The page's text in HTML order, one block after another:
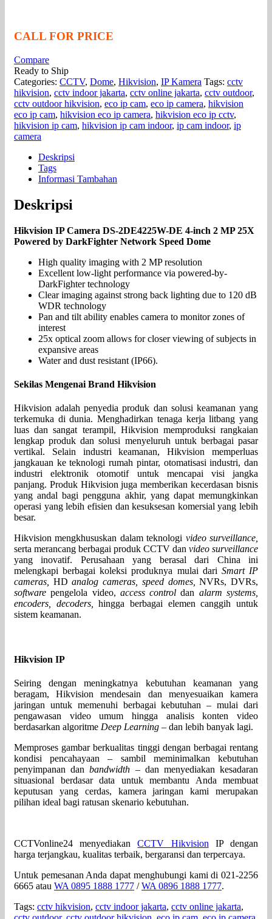
CALL FOR PRICE
Compare
Ready to Ship
Categories: CCTV, Dome, Hikvision, IP Kamera Tags: cctv
hikvision, cctv indoor jakarta, cctv online jakarta, cctv outdoor,
cctv outdoor hikvision, eco ip cam, eco ip camera, hikvision
eco ip cam, hikvision eco ip camera, hikvision eco ip cctv,
hikvision ip cam, hikvision ip cam indoor, ip cam indoor, ip
camera
Deskripsi
Tags
Informasi Tambahan
Deskripsi
Hikvision IP Camera DS-2DE4225W-DE 4-inch 2 MP 25X
Powered by DarkFighter Network Speed Dome
High quality imaging with 2 MP resolution
Excellent low-light performance via powered-by-
DarkFighter technology
Clear imaging against strong back lighting due to 120 dB
WDR technology
Pan and tilt ability enables camera to monitor zones of
interest
25x optical zoom allows for closer viewing of subjects in
expansive areas
Water and dust resistant (IP66).
Sekilas Mengenai Brand Hikvision
Hikvision adalah penyedia produk dan solusi keamanan yang
terkemuka di dunia. Menghadirkan tenaga kerja litbang yang
luas dan sangat terampil, Hikvision memproduksi rangkaian
lengkap produk dan solusi menyeluruh untuk berbagai pasar
vertikal. Selain industri keamanan, Hikvision memperluas
jangkauan ke teknologi rumah pintar, otomatisasi industri, dan
industri elektronik otomotif untuk mencapai visi jangka
panjang. Produk Hikvision juga memberikan kecerdasan bisnis
yang andal bagi pengguna akhir, yang dapat memungkinkan
operasi yang lebih efisien dan kesuksesan komersial yang lebih
besar.
Hikvision mengkhususkan dalam teknologi video surveillance,
serta merancang berbagai produk CCTV dan video surveillance
yang inovatif. Perusahaan yang berasal dari China ini
melengkapi berbagai koleksi produknya mulai dari Smart IP
cameras, HDanalog cameras, speed domes, NVRs, DVRs,
software pengelola video, access control dan alarm systems,
encoders, decoders, hingga berbagai elemen canggih untuk
sistem keamanan.
Hikvision IP
Seiring dengan meningkatnya kebutuhan keamanan yang
beragam, Hikvision mendesain dan menyesuaikan kamera
jaringan untuk memenuhi berbagai kebutuhan – mulai dari
pengawasan video umum hingga analisis konten video
berdasarkan algoritme Deep Learning – dan lebih banyak lagi.
Memproses gambar berkualitas tinggi dengan berbagai rentang
kondisi pencahayaan – sambil meminimalkan kebutuhan
penyimpanan danbandwidth – dan menyediakan kesadaran
situasional berdasar data untuk membantu Anda membuat
keputusan yang cerdas, kamera jaringan kami merupakan
pilihan ideal bagi ratusan skenario kebutuhan.
CCTVonline24 menyediakanCCTV Hikvision IP dengan
harga terjangkau, kualitas terbaik, bergaransi dan terpercaya.
Untuk pemesanan Anda dapat menghubungi kami di 021-2256
6665 atau WA 0895 1888 1777 /WA 0896 1888 1777.
Tags: cctv hikvision, cctv indoor jakarta, cctv online jakarta,